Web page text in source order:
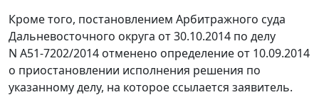
Кроме того, постановлением Арбитражного суда
Дальневосточного округа от 30.10.2014 по делу
N А51-7202/2014 отменено определение от 10.09.2014
о приостановлении исполнения решения по
указанному делу, на которое ссылается заявитель.